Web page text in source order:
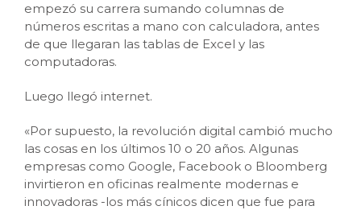
empezó su carrera sumando columnas de
números escritas a mano con calculadora, antes
de que llegaran las tablas de Excel y las
computadoras.
Luego llegó internet.
«Por supuesto, la revolución digital cambió mucho
las cosas en los últimos 10 o 20 años. Algunas
empresas como Google, Facebook o Bloomberg
invirtieron en oficinas realmente modernas e
innovadoras -los más cínicos dicen que fue para